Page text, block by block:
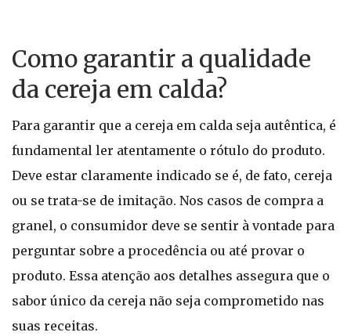
Como garantir a qualidade
da cereja em calda?
Para garantir que a cereja em calda seja autêntica, é
fundamental ler atentamente o rótulo do produto.
Deve estar claramente indicado se é, de fato, cereja
ou se trata-se de imitação. Nos casos de compra a
granel, o consumidor deve se sentir à vontade para
perguntar sobre a procedência ou até provar o
produto. Essa atenção aos detalhes assegura que o
sabor único da cereja não seja comprometido nas
suas receitas.